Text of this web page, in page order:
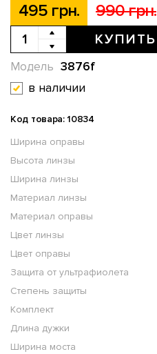
495 грн. 990 грн.
КУПИТЬ
3876f
Модель
в наличии
Код товара: 10834
Ширина оправы
Высота линзы
Ширина линзы
Материал линзы
Материал оправы
Цвет линзы
Цвет оправы
Защита от ультрафиолета
Степень защиты
Комплект
Длина дужки
Ширина моста